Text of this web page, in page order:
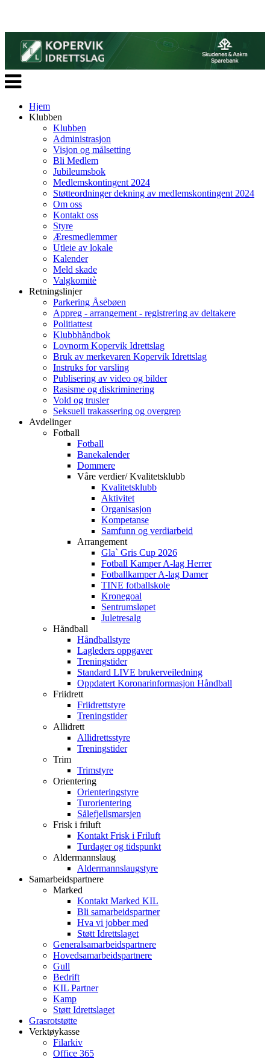
Veksle
navigasjon
Hjem
Klubben
Klubben
Administrasjon
Visjon og målsetting
Bli Medlem
Jubileumsbok
Medlemskontingent 2024
Støtteordninger dekning av medlemskontingent 2024
Om oss
Kontakt oss
Styre
Æresmedlemmer
Utleie av lokale
Kalender
Meld skade
Valgkomitè
Retningslinjer
Parkering Åsebøen
Appreg - arrangement - registrering av deltakere
Politiattest
Klubbhåndbok
Lovnorm Kopervik Idrettslag
Bruk av merkevaren Kopervik Idrettslag
Instruks for varsling
Publisering av video og bilder
Rasisme og diskriminering
Vold og trusler
Seksuell trakassering og overgrep
Avdelinger
Fotball
Fotball
Banekalender
Dommere
Våre verdier/ Kvalitetsklubb
Kvalitetsklubb
Aktivitet
Organisasjon
Kompetanse
Samfunn og verdiarbeid
Arrangement
Gla` Gris Cup 2026
Fotball Kamper A-lag Herrer
Fotballkamper A-lag Damer
TINE fotballskole
Kronegoal
Sentrumsløpet
Juletresalg
Håndball
Håndballstyre
Lagleders oppgaver
Treningstider
Standard LIVE brukerveiledning
Oppdatert Koronarinformasjon Håndball
Friidrett
Friidrettstyre
Treningstider
Allidrett
Allidrettsstyre
Treningstider
Trim
Trimstyre
Orientering
Orienteringstyre
Turorientering
Sålefjellsmarsjen
Frisk i friluft
Kontakt Frisk i Friluft
Turdager og tidspunkt
Aldermannslaug
Aldermannslaugstyre
Samarbeidspartnere
Marked
Kontakt Marked KIL
Bli samarbeidspartner
Hva vi jobber med
Støtt Idrettslaget
Generalsamarbeidspartnere
Hovedsamarbeidspartnere
Gull
Bedrift
KIL Partner
Kamp
Støtt Idrettslaget
Grasrotstøtte
Verktøykasse
Filarkiv
Office 365